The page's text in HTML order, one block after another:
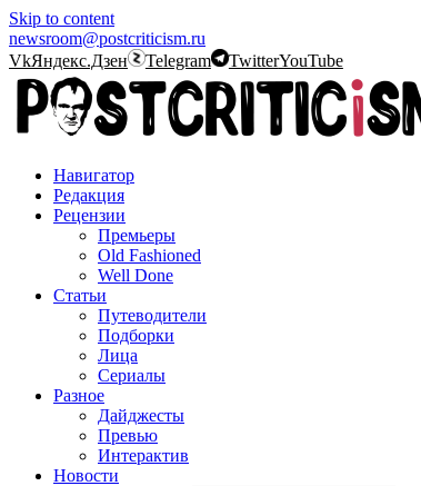
Skip to content
newsroom@postcriticism.ru
VkЯндекс.Дзен Telegram TwitterYouTube
Навигатор
Редакция
Рецензии
Премьеры
Old Fashioned
Well Done
Статьи
Путеводители
Подборки
Лица
Сериалы
Разное
Дайджесты
Превью
Интерактив
Новости